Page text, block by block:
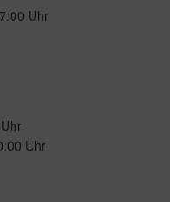
Uhr
Uhr